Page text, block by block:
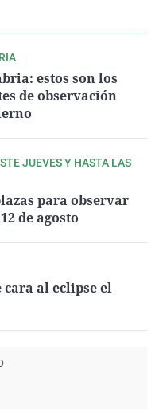
estos son los
de observación
JUEVES Y HASTA LAS
para observar
de agosto
al eclipse el